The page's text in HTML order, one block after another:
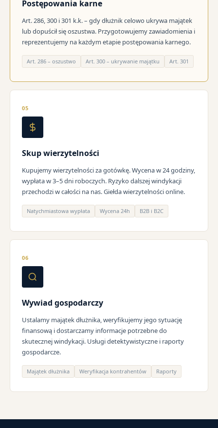
Postępowania karne
Art. 286, 300 i 301 k.k. – gdy dłużnik celowo ukrywa majątek
lub dopuścił się oszustwa. Przygotowujemy zawiadomienia i
reprezentujemy na każdym etapie postępowania karnego.
Art. 286 – oszustwo Art. 300 – ukrywanie majątku Art. 301
05
Skup wierzytelności
Kupujemy wierzytelności za gotówkę. Wycena w 24 godziny,
wypłata w 3–5 dni roboczych. Ryzyko dalszej windykacji
przechodzi w całości na nas. Giełda wierzytelności online.
Natychmiastowa wypłata Wycena 24h B2B i B2C
06
Wywiad gospodarczy
Ustalamy majątek dłużnika, weryfikujemy jego sytuację
finansową i dostarczamy informacje potrzebne do
skutecznej windykacji. Usługi detektywistyczne i raporty
gospodarcze.
Majątek dłużnika Weryfikacja kontrahentów Raporty